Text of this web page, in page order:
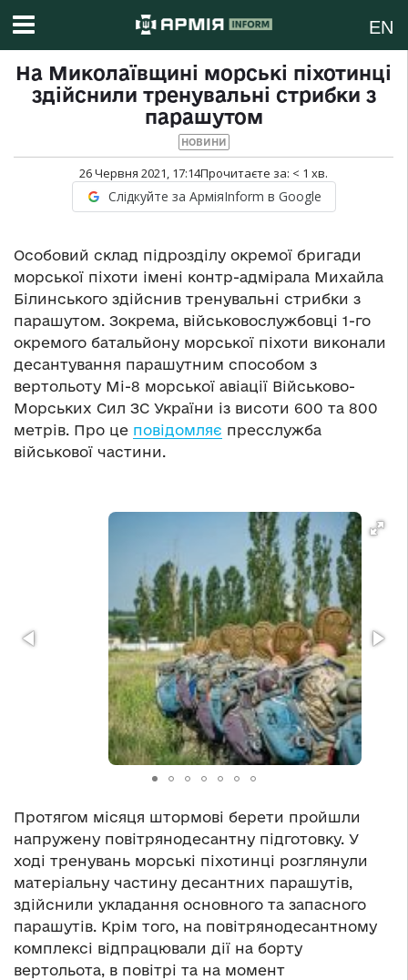
EN
На Миколаївщині морські піхотинці
здійснили тренувальні стрибки з
парашутом
НОВИНИ
26 Червня 2021, 17:14Прочитаєте за: < 1 хв.
Слідкуйте за АрміяInform в Google
Особовий склад підрозділу окремої бригади
морської піхоти імені контр-адмірала Михайла
Білинського здійснив тренувальні стрибки з
парашутом. Зокрема, військовослужбовці 1-го
окремого батальйону морської піхоти виконали
десантування парашутним способом з
вертольоту Мі-8 морської авіації Військово-
Морських Сил ЗС України із висоти 600 та 800
метрів. Про це повідомляє пресслужба
військової частини.
Протягом місяця штормові берети пройшли
напружену повітрянодесантну підготовку. У
ході тренувань морські піхотинці розглянули
матеріальну частину десантних парашутів,
здійснили укладання основного та запасного
парашутів. Крім того, на повітрянодесантному
комплексі відпрацювали дії на борту
вертольота, в повітрі та на момент